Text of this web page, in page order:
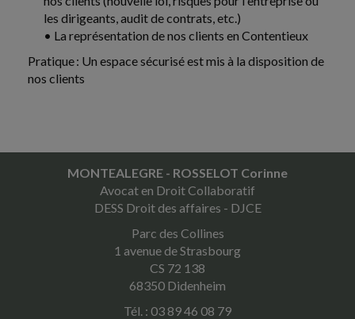
sociales et fiscales introduit plusieurs mesures,
notamment en matière d'immatriculation et de...
Patrimoine-
les dirigeants, audit de contrats, etc.)
• La représentation de nos clients en Contentieux
Pratique : Un espace sécurisé est mis à la disposition de
nos clients
MONTEALEGRE - ROSSELOT Corinne
Avocat en Droit Collaboratif
DESS Droit des affaires - DJCE
Parc des Collines
1 avenue de Strasbourg
CS 72 138
68350 Didenheim
Tél. : 03 89 46 08 79